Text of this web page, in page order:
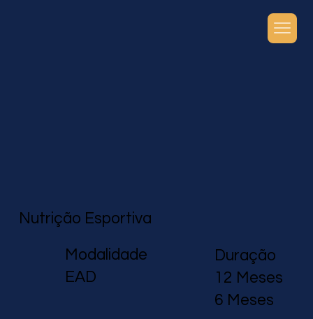
Nutrição Esportiva
Modalidade
EAD
Duração
12 Meses
6 Meses